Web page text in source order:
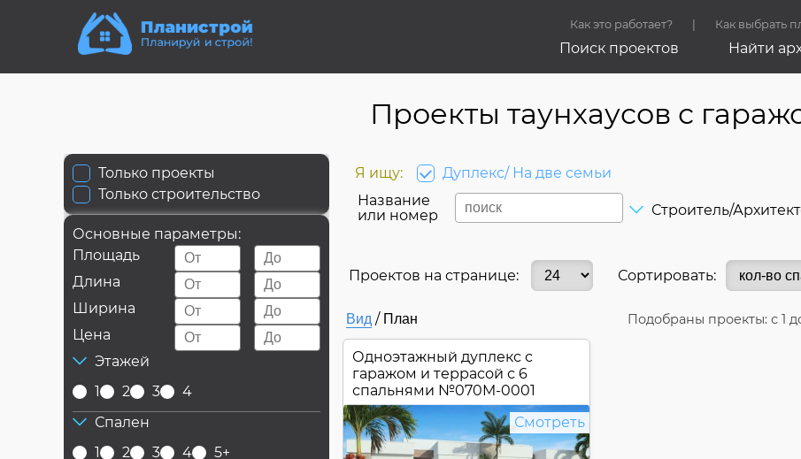
Как это работает? Как выбрать
Поиск проектов Найти
Проекты таунхаусов с
Я ищу:
Дуплекс/ На две семьи
Название
или номер
Строитель/
Только проекты
Только строительство
Основные параметры:
Площадь
Длина
Ширина
Цена
Этажей
1
2 3
4
Спален
1
2 3 4
5+
Проектов на странице: Сортировать:
Вид / План Подобраны проекты: с 1
Одноэтажный дуплекс с
гаражом и террасой с 6
спальнями №070M-0001
Смотреть